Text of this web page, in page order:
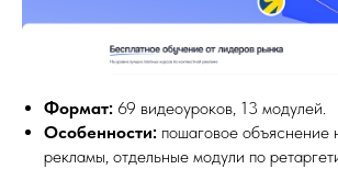
Формат: 69 видеоуроков, 13 модулей.
Особенности: пошаговое объяснение
рекламы, отдельные модули по